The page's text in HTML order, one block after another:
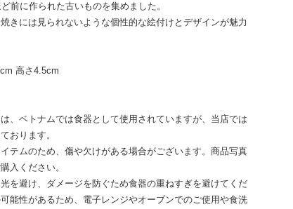
前に作られた古いものを集めました。
きには見られないような個性的な絵付けとデザインが魅力
高さ4.5cm
、ベトナムでは食器として使用されていますが、当店では
おります。
テムのため、傷や欠けがある場合がございます。商品写真
入ください。
を避け、ダメージを防ぐため食器の重ねすぎを避けてくだ
能性があるため、電子レンジやオーブンでのご使用や食洗